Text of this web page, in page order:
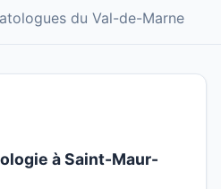
du Val-de-Marne
à Saint-Maur-